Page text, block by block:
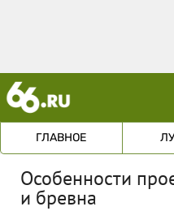
ГЛАВНОЕ
Особенности
и бревна